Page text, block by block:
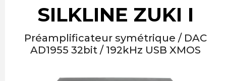
SILKLINE ZUKI I
Préamplificateur symétrique / DAC
AD1955 32bit / 192kHz USB XMOS